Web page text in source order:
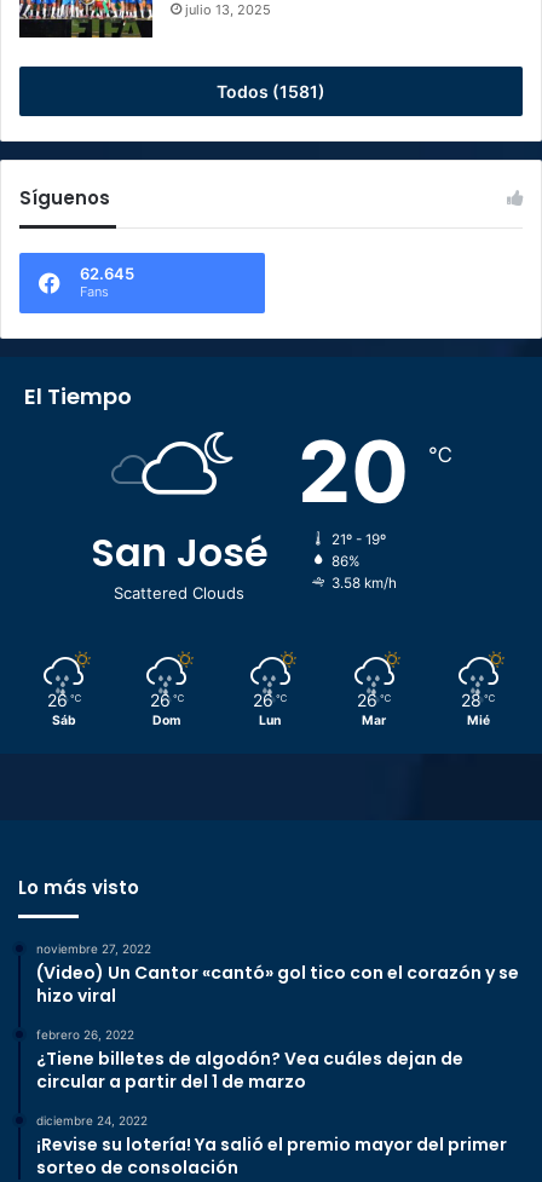
julio 13, 2025
Todos (1581)
Síguenos
62.645
Fans
El Tiempo
San José
Scattered Clouds
20 ℃
21º - 19º
86%
3.58 km/h
26 ℃
Sáb
26 ℃
Dom
26 ℃
Lun
26 ℃
Mar
28 ℃
Mié
Lo más visto
noviembre 27, 2022
(Video) Un Cantor «cantó» gol tico con el corazón y se
hizo viral
febrero 26, 2022
¿Tiene billetes de algodón? Vea cuáles dejan de
circular a partir del 1 de marzo
diciembre 24, 2022
¡Revise su lotería! Ya salió el premio mayor del primer
sorteo de consolación